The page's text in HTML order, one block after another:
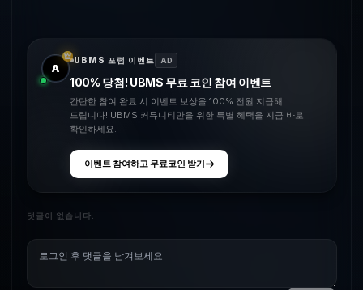
A
UBMS 포럼 이벤트 AD
100% 당첨! UBMS 무료 코인 참여 이벤트
간단한 참여 완료 시 이벤트 보상을 100% 전원 지급해
드립니다! UBMS 커뮤니티만을 위한 특별 혜택을 지금 바로
확인하세요.
이벤트 참여하고 무료코인 받기
댓글이 없습니다.